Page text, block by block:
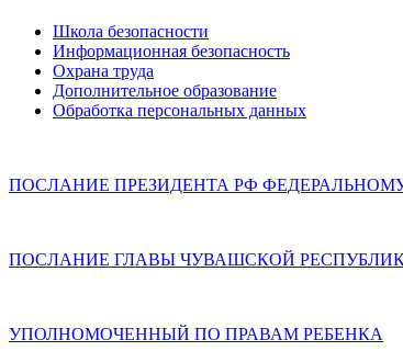
Школа безопасности
Информационная безопасность
Охрана труда
Дополнительное образование
Обработка персональных данных
ПОСЛАНИЕ ПРЕЗИДЕНТА РФ
ПОСЛАНИЕ ГЛАВЫ ЧУВАШСКОЙ
УПОЛНОМОЧЕННЫЙ ПО ПРАВАМ РЕБЕНКА